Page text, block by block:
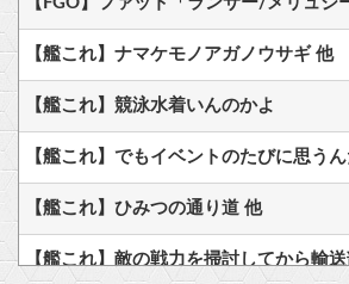
【艦これ】ナマケモノアガノウサギ 他
【艦これ】競泳水着いんのかよ
【艦これ】ひみつの通り道 他